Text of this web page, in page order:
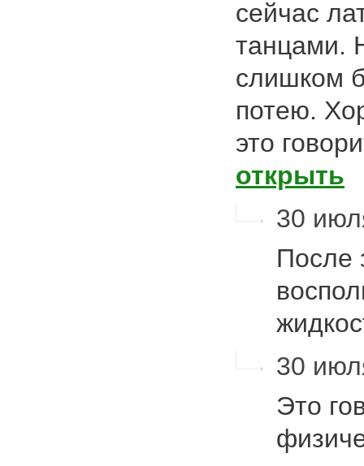
сейчас
танцами.
слишком
потею.
это
открыть
30
После
30
Это